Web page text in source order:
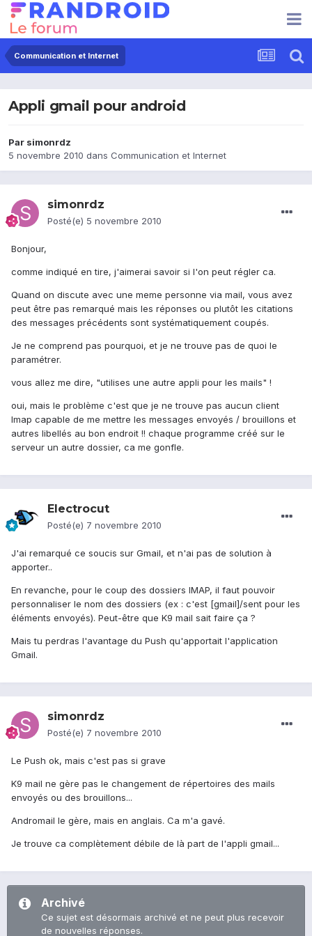
Communication et Internet
Appli gmail pour android
Par simonrdz
5 novembre 2010 dans Communication et Internet
simonrdz
Posté(e) 5 novembre 2010
Bonjour,
comme indiqué en tire, j'aimerai savoir si l'on peut régler ca.
Quand on discute avec une meme personne via mail, vous avez
peut être pas remarqué mais les réponses ou plutôt les citations
des messages précédents sont systématiquement coupés.
Je ne comprend pas pourquoi, et je ne trouve pas de quoi le
paramétrer.
vous allez me dire, "utilises une autre appli pour les mails" !
oui, mais le problème c'est que je ne trouve pas aucun client
Imap capable de me mettre les messages envoyés / brouillons et
autres libellés au bon endroit !! chaque programme créé sur le
serveur un autre dossier, ca me gonfle.
Electrocut
Posté(e) 7 novembre 2010
J'ai remarqué ce soucis sur Gmail, et n'ai pas de solution à
apporter..
En revanche, pour le coup des dossiers IMAP, il faut pouvoir
personnaliser le nom des dossiers (ex : c'est [gmail]/sent pour les
éléments envoyés). Peut-être que K9 mail sait faire ça ?
Mais tu perdras l'avantage du Push qu'apportait l'application
Gmail.
simonrdz
Posté(e) 7 novembre 2010
Le Push ok, mais c'est pas si grave
K9 mail ne gère pas le changement de répertoires des mails
envoyés ou des brouillons...
Andromail le gère, mais en anglais. Ca m'a gavé.
Je trouve ca complètement débile de là part de l'appli gmail...
Archivé
Ce sujet est désormais archivé et ne peut plus recevoir
de nouvelles réponses.